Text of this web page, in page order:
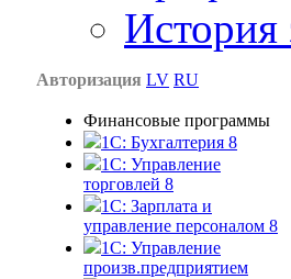
История
Авторизация LV RU
Финансовые программы
1С: Бухгалтерия 8
1C: Управление
торговлей 8
1C: Зарплата и
управление персоналом 8
1C: Управление
произв.предприятием